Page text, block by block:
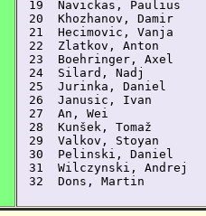
19  Navickas, Paulius
20  Khozhanov, Damir
21  Hecimovic, Vanja
22  Zlatkov, Anton
23  Boehringer, Axel
24  Silard, Nadj
25  Jurinka, Daniel
26  Janusic, Ivan
27  An, Wei
28  Kunšek, Tomaž
29  Valkov, Stoyan
30  Pelinski, Daniel
31  Wilczynski, Andrej
32  Dons, Martin